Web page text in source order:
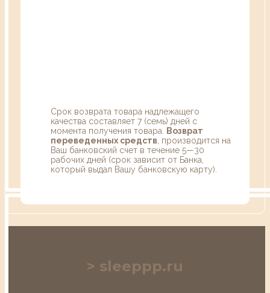
Срок возврата товара надлежащего
качества составляет 7 (семь) дней с
момента получения товара.
Возврат
переведенных средств , производится на
Ваш банковский счет в течение 5—30
рабочих дней (срок зависит от Банка,
который выдал Вашу банковскую карту).
sleeppp.ru